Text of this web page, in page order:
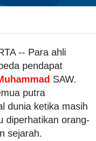
-- Para ahli
pendapat
SAW.
putra
dunia ketika masih
diperhatikan orang-
sejarah.